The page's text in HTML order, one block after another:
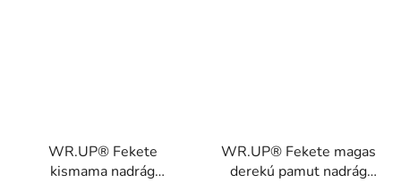
WR.UP® Fekete
kismama nadrág
WR.UP® Fekete magas
derekú pamut nadrág